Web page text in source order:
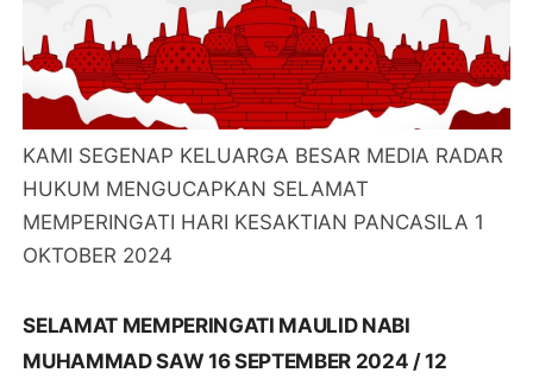
KAMI SEGENAP KELUARGA BESAR MEDIA RADAR
HUKUM MENGUCAPKAN SELAMAT
MEMPERINGATI HARI KESAKTIAN PANCASILA 1
OKTOBER 2024
SELAMAT MEMPERINGATI MAULID NABI
MUHAMMAD SAW 16 SEPTEMBER 2024 / 12